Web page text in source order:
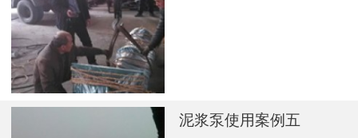
泥浆泵使用案例五